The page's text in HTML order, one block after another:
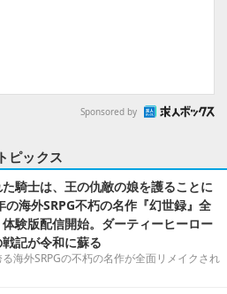
Sponsored by
トピックス
騎士は、王の仇敵の娘を護ることに
海外SRPG不朽の名作『幻世録』全
験版配信開始。ダーティーヒーロー
記が令和に蘇る
海外SRPGの不朽の名作が全面リメイクされ